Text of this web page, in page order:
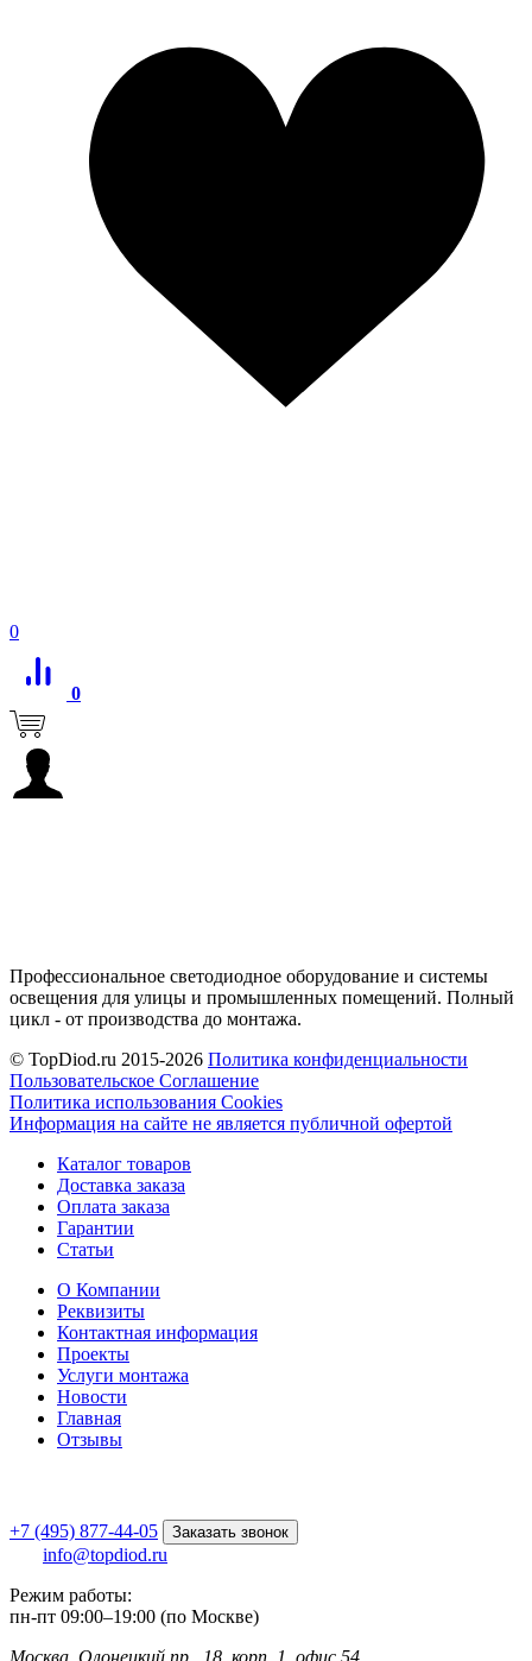
0
0
Профессиональное светодиодное оборудование и системы
освещения для улицы и промышленных помещений. Полный
цикл - от производства до монтажа.
© TopDiod.ru 2015-2026 Политика конфиденциальности
Пользовательское Соглашение
Политика использования Cookies
Информация на сайте не является публичной офертой
Каталог товаров
Доставка заказа
Оплата заказа
Гарантии
Статьи
О Компании
Реквизиты
Контактная информация
Проекты
Услуги монтажа
Новости
Главная
Отзывы
+7 (495) 877-44-05 Заказать звонок
info@topdiod.ru
Режим работы:
пн-пт 09:00–19:00 (по Москве)